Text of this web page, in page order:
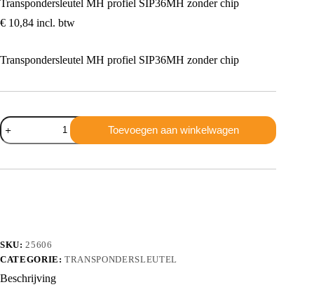
Transpondersleutel MH profiel SIP36MH zonder chip
€ 10,84 incl. btw
Transpondersleutel MH profiel SIP36MH zonder chip
Transpondersleutel
MH
profiel
zonder
Toevoegen aan winkelwagen
SKU:25606
CATEGORIE:TRANSPONDERSLEUTEL
Beschrijving